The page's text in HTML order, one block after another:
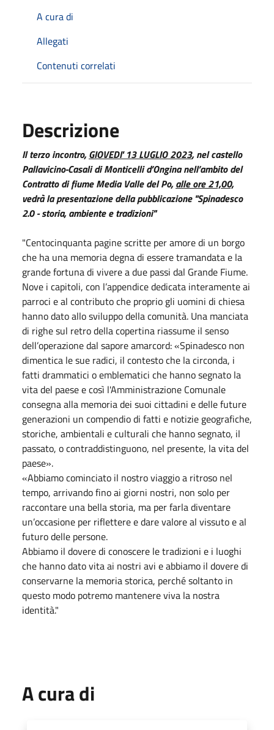
A cura di
Allegati
Contenuti correlati
Descrizione
Il terzo incontro,GIOVEDI' 13 LUGLIO 2023, nel castello
Pallavicino-Casali di Monticelli d’Ongina nell’ambito del
Contratto di fiume Media Valle del Po,alle ore 21,00,
vedrà la presentazione della pubblicazione "Spinadesco
2.0 - storia, ambiente e tradizioni"
"Centocinquanta pagine scritte per amore di un borgo
che ha una memoria degna di essere tramandata e la
grande fortuna di vivere a due passi dal Grande Fiume.
Nove i capitoli, con l’appendice dedicata interamente ai
parroci e al contributo che proprio gli uomini di chiesa
hanno dato allo sviluppo della comunità. Una manciata
di righe sul retro della copertina riassume il senso
dell’operazione dal sapore amarcord: «Spinadesco non
dimentica le sue radici, il contesto che la circonda, i
fatti drammatici o emblematici che hanno segnato la
vita del paese e così l'Amministrazione Comunale
consegna alla memoria dei suoi cittadini e delle future
generazioni un compendio di fatti e notizie geografiche,
storiche, ambientali e culturali che hanno segnato, il
passato, o contraddistinguono, nel presente, la vita del
paese».
«Abbiamo cominciato il nostro viaggio a ritroso nel
tempo, arrivando fino ai giorni nostri, non solo per
raccontare una bella storia, ma per farla diventare
un’occasione per riflettere e dare valore al vissuto e al
futuro delle persone.
Abbiamo il dovere di conoscere le tradizioni e i luoghi
che hanno dato vita ai nostri avi e abbiamo il dovere di
conservarne la memoria storica, perché soltanto in
questo modo potremo mantenere viva la nostra
identità."
A cura di